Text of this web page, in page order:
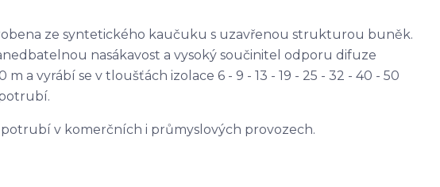
ze syntetického kaučuku s uzavřenou strukturou buněk.
nasákavost a vysoký součinitel odporu difuze
a vyrábí se v tloušťách izolace 6 - 9 - 13 - 19 - 25 - 32 - 40 - 50
v komerčních i průmyslových provozech.